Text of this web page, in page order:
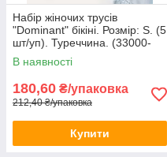
Набір жіночих трусів
"Dominant" бікіні. Розмір: S. (5
шт/уп). Туреччина. (33000-
418)
В наявності
180,60 ₴/упаковка
212,40 ₴/упаковка
Купити